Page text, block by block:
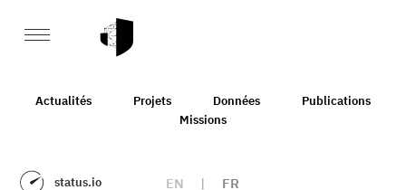
Actualités Projets Données
Publications
Missions
status.io EN | FR